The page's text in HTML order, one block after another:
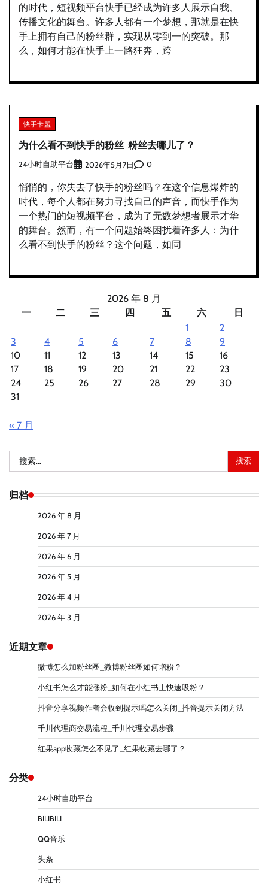
的时代，短视频平台快手已经成为许多人展示自我、
传播文化的舞台。许多人都有一个梦想，那就是在快
手上拥有自己的粉丝群，实现从零到一的突破。那
么，如何才能在快手上一路狂奔，跨
快手卡盟
为什么看不到快手的粉丝_粉丝去哪儿了？
24小时自助平台 2026年5月7日 0
悄悄的，你失去了快手的粉丝吗？在这个信息爆炸的
时代，每个人都在努力寻找自己的声音，而快手作为
一个热门的短视频平台，成为了无数梦想者展示才华
的舞台。然而，有一个问题始终困扰着许多人：为什
么看不到快手的粉丝？这个问题，如同
2026 年 8 月
一
二 三 四 五 六
日
1
2
3
4 5 6 7 8
9
10
11 12 13 14 15
16
17
18 19 20 21 22
23
24
25 26 27 28 29
30
31
« 7 月
索：
归档
2026 年 8 月
2026 年 7 月
2026 年 6 月
2026 年 5 月
2026 年 4 月
2026 年 3 月
近期文章
微博怎么加粉丝圈_微博粉丝圈如何增粉？
小红书怎么才能涨粉_如何在小红书上快速吸粉？
抖音分享视频作者会收到提示吗怎么关闭_抖音提示关闭方法
千川代理商交易流程_千川代理交易步骤
红果app收藏怎么不见了_红果收藏去哪了？
分类
24小时自助平台
BILIBILI
QQ音乐
头条
小红书